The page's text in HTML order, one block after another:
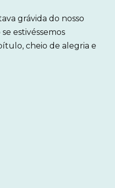
grávida do nosso
estivéssemos
cheio de alegria e